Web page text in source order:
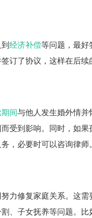
经济补偿等问题，最好
订了协议，这样在后续
间与他人发生婚外情并
受到影响。同时，如
，必要时可以咨询律师
力修复家庭关系。这
、子女抚养等问题。